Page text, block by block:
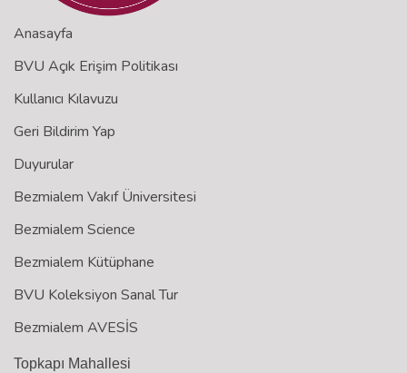
Anasayfa
BVU Açık Erişim Politikası
Kullanıcı Kılavuzu
Geri Bildirim Yap
Duyurular
Bezmialem Vakıf Üniversitesi
Bezmialem Science
Bezmialem Kütüphane
BVU Koleksiyon Sanal Tur
Bezmialem AVESİS
Topkapı Mahallesi